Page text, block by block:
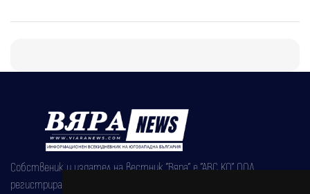
Собственик и издател на вестник "Вяра" е "АВС КО" ООД,
регистрирана на 08.05.2002 година.